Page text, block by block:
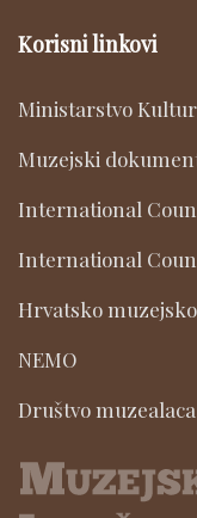
Korisni linkovi
Ministarstvo
Muzejski
International
International
Hrvatsko
NEMO
Društvo